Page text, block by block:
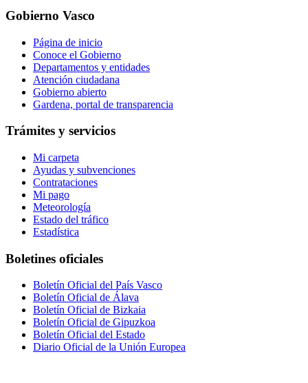
Gobierno Vasco
Página de inicio
Conoce el Gobierno
Departamentos y entidades
Atención ciudadana
Gobierno abierto
Gardena, portal de transparencia
Trámites y servicios
Mi carpeta
Ayudas y subvenciones
Contrataciones
Mi pago
Meteorología
Estado del tráfico
Estadística
Boletines oficiales
Boletín Oficial del País Vasco
Boletín Oficial de Álava
Boletín Oficial de Bizkaia
Boletín Oficial de Gipuzkoa
Boletín Oficial del Estado
Diario Oficial de la Unión Europea